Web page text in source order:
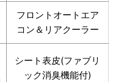
フロントオートエア
コン＆リアクーラー
シート表皮(ファブリ
ック消臭機能付)